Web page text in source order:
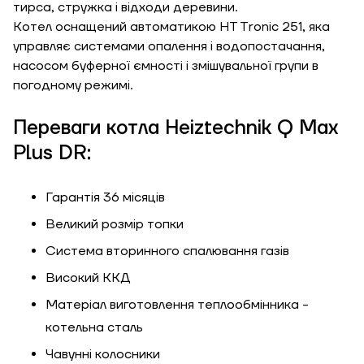
тирса, стружка і відходи деревини.
Котел оснащений автоматикою HT Tronic 251, яка
управляє системами опалення і водопостачання,
насосом буферної ємності і змішувальної групи в
погодному режимі.
Переваги котла Heiztechnik Q Max
Plus DR:
Гарантія 36 місяців
Великий розмір топки
Система вторинного cпалювання газів
Високий ККД
Матеріал виготовлення теплообмінника -
котельна сталь
Чавунні колосники
Висота, м
Зворотній дзвінок
ЗАМОВИТИ ПОСЛУГУ МОНТАЖУ
Кошик